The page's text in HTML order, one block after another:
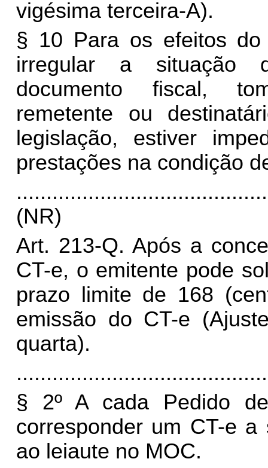
vigésima terceira-A).
§ 10 Para os efeitos
irregular a situação
documento fiscal,
remetente ou
legislação, estiver
prestações na condição
(NR)
Art. 213-Q. Após a
CT-e, o emitente pode
prazo limite de 168
emissão do CT-e
quarta).
§ 2º A cada Pedido
corresponder um CT-e
ao leiaute no MOC.